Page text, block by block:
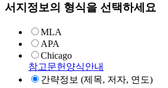
서지정보의 형식을 선택하세요
MLA
APA
Chicago
참고문헌양식안내
간략정보 (제목, 저자, 연도)